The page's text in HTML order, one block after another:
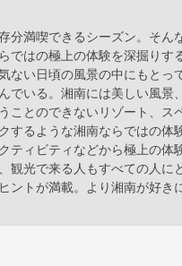
分満喫できるシーズン。そん
ではの極上の体験を深掘りす
ない日頃の風景の中にもとっ
でいる。湘南には美しい風景
ことのできないリゾート、ス
するような湘南ならではの体
ティビティなどから極上の体
観光で来る人もすべての人に
ントが満載。より湘南が好き